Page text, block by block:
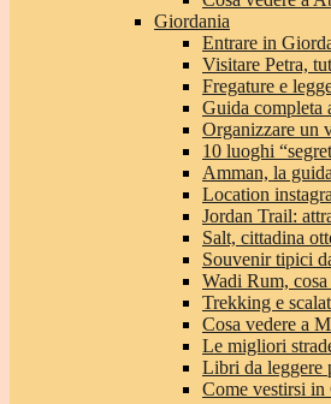
Giordania
Entrare in
Visitare Petra,
Fregature e
Guida completa
Organizzare un
10 luoghi
Amman, la
Location
Jordan Trail:
Salt, cittadina
Souvenir tipici
Wadi Rum,
Trekking e
Cosa vedere a
Le migliori
Libri da leggere
Come vestirsi in